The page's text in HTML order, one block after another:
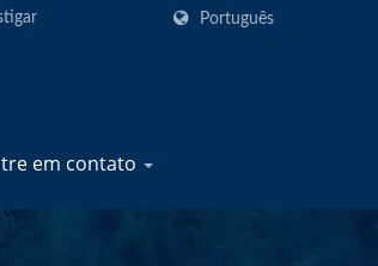
Português
em contato